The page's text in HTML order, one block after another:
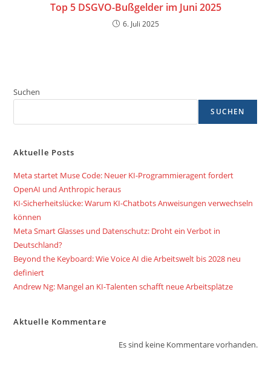
Top 5 DSGVO-Bußgelder im Juni 2025
6. Juli 2025
Suchen
SUCHEN
Aktuelle Posts
Meta startet Muse Code: Neuer KI-Programmieragent fordert
OpenAI und Anthropic heraus
KI-Sicherheitslücke: Warum KI-Chatbots Anweisungen verwechseln
können
Meta Smart Glasses und Datenschutz: Droht ein Verbot in
Deutschland?
Beyond the Keyboard: Wie Voice AI die Arbeitswelt bis 2028 neu
definiert
Andrew Ng: Mangel an KI-Talenten schafft neue Arbeitsplätze
Aktuelle Kommentare
Es sind keine Kommentare vorhanden.